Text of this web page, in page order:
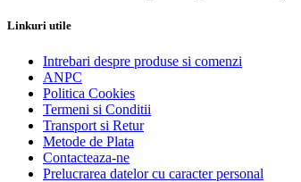
Linkuri utile
Intrebari despre produse si comenzi
ANPC
Politica Cookies
Termeni si Conditii
Transport si Retur
Metode de Plata
Contacteaza-ne
Prelucrarea datelor cu caracter personal